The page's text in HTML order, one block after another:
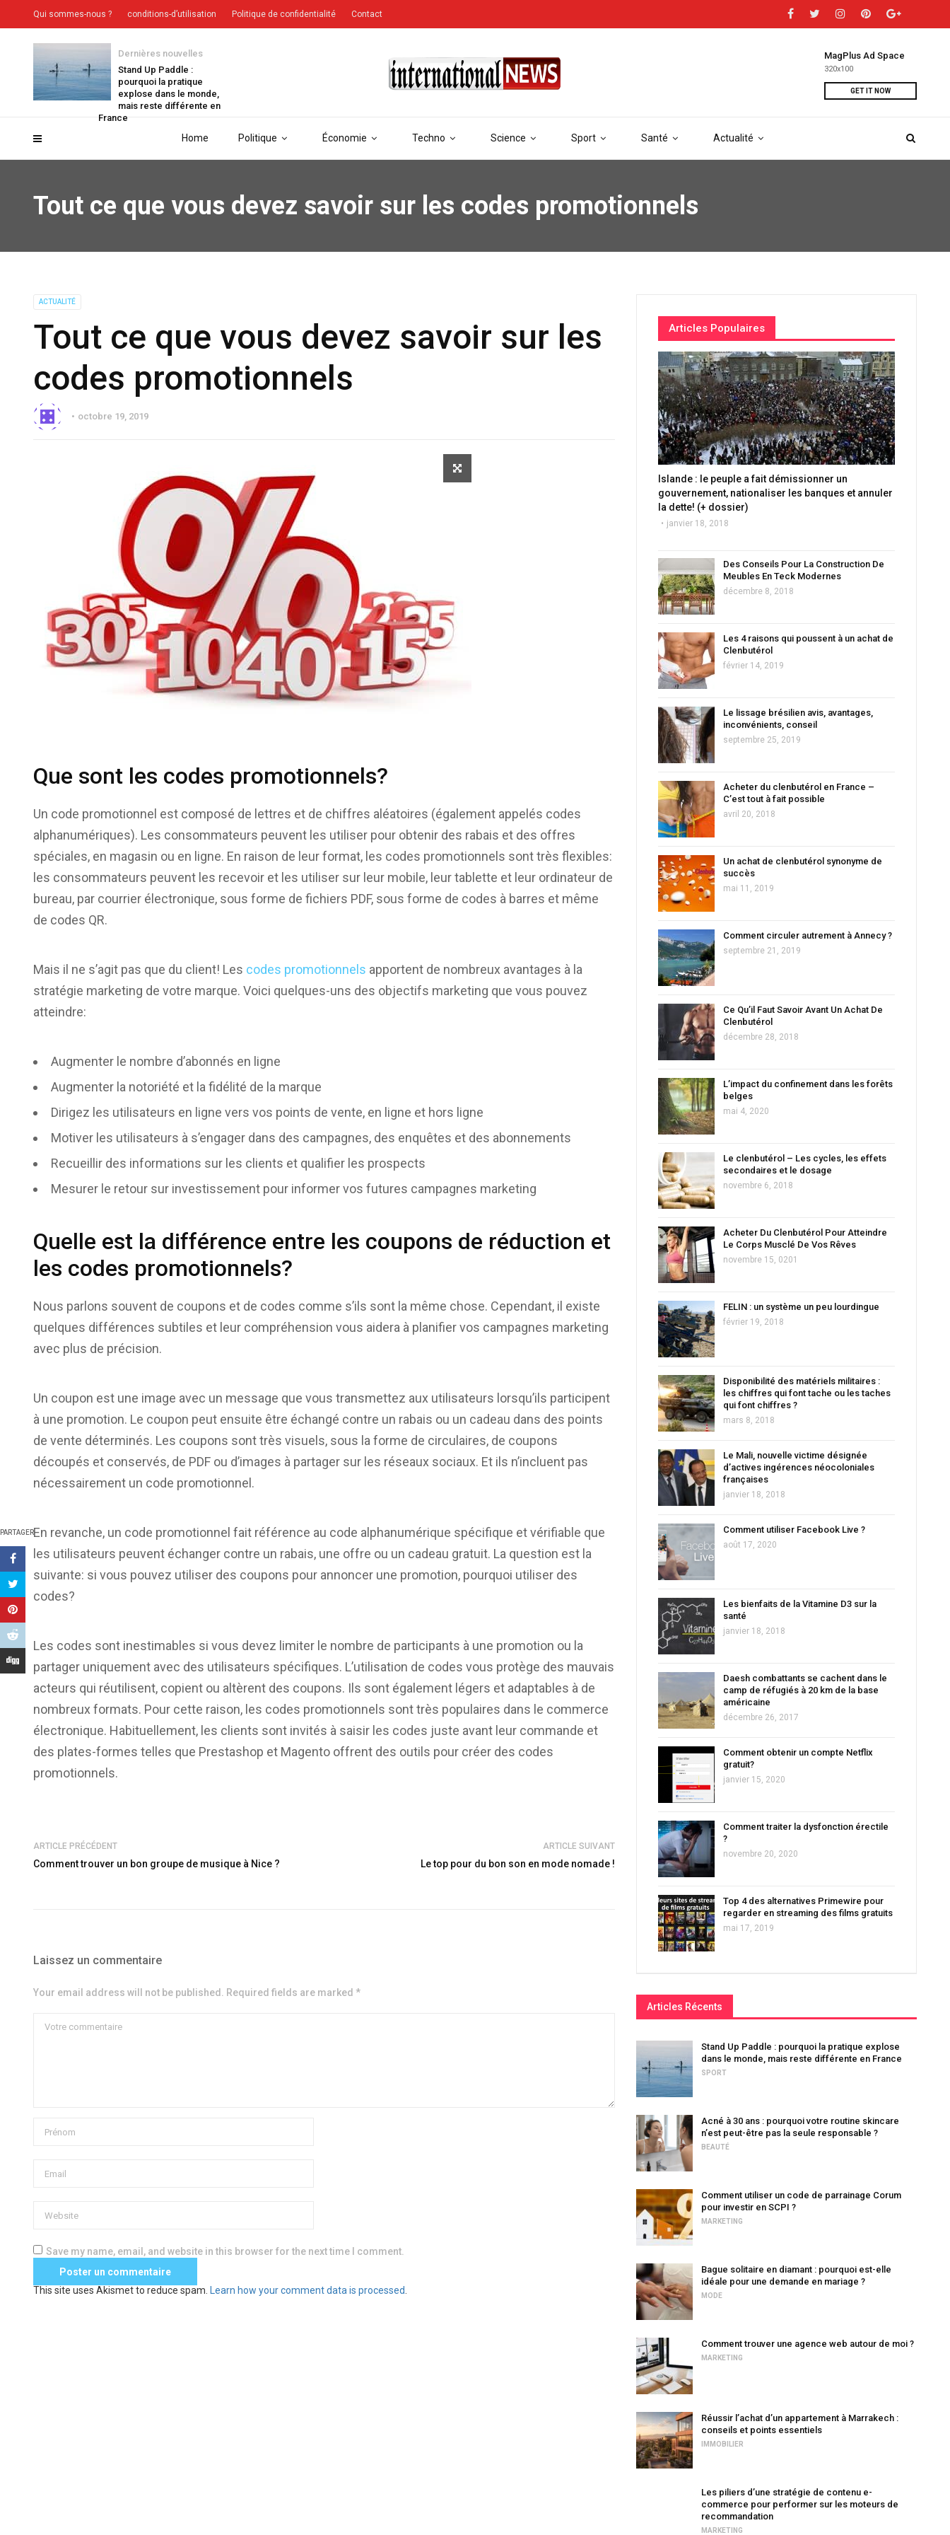
Home Politique Économie Techno Science Sport Santé Actualité
MagPlus Ad Space
320x100
GET IT NOW
Dernières nouvelles
Stand Up Paddle :
pourquoi la pratique
explose dans le monde,
mais reste différente en
France
Qui sommes-nous ? conditions-d’utilisation Politique de confidentialité Contact
Tout ce que vous devez savoir sur les codes promotionnels
ACTUALITÉ
Tout ce que vous devez savoir sur les
codes promotionnels
octobre 19, 2019
PARTAGER
Que sont les codes promotionnels?
Un code promotionnel est composé de lettres et de chiffres aléatoires (également appelés codes
alphanumériques). Les consommateurs peuvent les utiliser pour obtenir des rabais et des offres
spéciales, en magasin ou en ligne. En raison de leur format, les codes promotionnels sont très flexibles:
les consommateurs peuvent les recevoir et les utiliser sur leur mobile, leur tablette et leur ordinateur de
bureau, par courrier électronique, sous forme de fichiers PDF, sous forme de codes à barres et même
de codes QR.
Mais il ne s’agit pas que du client! Les codes promotionnels apportent de nombreux avantages à la
stratégie marketing de votre marque. Voici quelques-uns des objectifs marketing que vous pouvez
atteindre:
Augmenter le nombre d’abonnés en ligne
Augmenter la notoriété et la fidélité de la marque
Dirigez les utilisateurs en ligne vers vos points de vente, en ligne et hors ligne
Motiver les utilisateurs à s’engager dans des campagnes, des enquêtes et des abonnements
Recueillir des informations sur les clients et qualifier les prospects
Mesurer le retour sur investissement pour informer vos futures campagnes marketing
Quelle est la différence entre les coupons de réduction et
les codes promotionnels?
Nous parlons souvent de coupons et de codes comme s’ils sont la même chose. Cependant, il existe
quelques différences subtiles et leur compréhension vous aidera à planifier vos campagnes marketing
avec plus de précision.
Un coupon est une image avec un message que vous transmettez aux utilisateurs lorsqu’ils participent
à une promotion. Le coupon peut ensuite être échangé contre un rabais ou un cadeau dans des points
de vente déterminés. Les coupons sont très visuels, sous la forme de circulaires, de coupons
découpés et conservés, de PDF ou d’images à partager sur les réseaux sociaux. Et ils n’incluent pas
nécessairement un code promotionnel.
En revanche, un code promotionnel fait référence au code alphanumérique spécifique et vérifiable que
les utilisateurs peuvent échanger contre un rabais, une offre ou un cadeau gratuit. La question est la
suivante: si vous pouvez utiliser des coupons pour annoncer une promotion, pourquoi utiliser des
codes?
Les codes sont inestimables si vous devez limiter le nombre de participants à une promotion ou la
partager uniquement avec des utilisateurs spécifiques. L’utilisation de codes vous protège des mauvais
acteurs qui réutilisent, copient ou altèrent des coupons. Ils sont également légers et adaptables à de
nombreux formats. Pour cette raison, les codes promotionnels sont très populaires dans le commerce
électronique. Habituellement, les clients sont invités à saisir les codes juste avant leur commande et
des plates-formes telles que Prestashop et Magento offrent des outils pour créer des codes
promotionnels.
ARTICLE PRÉCÉDENT
Comment trouver un bon groupe de musique à Nice ?
ARTICLE SUIVANT
Le top pour du bon son en mode nomade !
Laissez un commentaire
Your email address will not be published. Required fields are marked *
Save my name, email, and website in this browser for the next time I comment.
This site uses Akismet to reduce spam. Learn how your comment data is processed
Articles Populaires
Islande : le peuple a fait démissionner un
gouvernement, nationaliser les banques et annuler
la dette! (+ dossier)
janvier 18, 2018
Des Conseils Pour La Construction De
Meubles En Teck Modernes
décembre 8, 2018
Les 4 raisons qui poussent à un achat de
Clenbutérol
février 14, 2019
Le lissage brésilien avis, avantages,
inconvénients, conseil
septembre 25, 2019
Acheter du clenbutérol en France –
C’est tout à fait possible
avril 20, 2018
Un achat de clenbutérol synonyme de
succès
mai 11, 2019
Comment circuler autrement à Annecy ?
septembre 21, 2019
Ce Qu’il Faut Savoir Avant Un Achat De
Clenbutérol
décembre 28, 2018
L’impact du confinement dans les forêts
belges
mai 4, 2020
Le clenbutérol – Les cycles, les effets
secondaires et le dosage
novembre 6, 2018
Acheter Du Clenbutérol Pour Atteindre
Le Corps Musclé De Vos Rêves
novembre 15, 0201
FELIN : un système un peu lourdingue
février 19, 2018
Disponibilité des matériels militaires :
les chiffres qui font tache ou les taches
qui font chiffres ?
mars 8, 2018
Le Mali, nouvelle victime désignée
d’actives ingérences néocoloniales
françaises
janvier 18, 2018
Comment utiliser Facebook Live ?
août 17, 2020
Les bienfaits de la Vitamine D3 sur la
santé
janvier 18, 2018
Daesh combattants se cachent dans le
camp de réfugiés à 20 km de la base
américaine
décembre 26, 2017
Comment obtenir un compte Netflix
gratuit?
janvier 15, 2020
Comment traiter la dysfonction érectile
?
novembre 20, 2020
Top 4 des alternatives Primewire pour
regarder en streaming des films gratuits
mai 17, 2019
Articles Récents
Stand Up Paddle : pourquoi la pratique explose
dans le monde, mais reste différente en France
SPORT
Acné à 30 ans : pourquoi votre routine skincare
n’est peut-être pas la seule responsable ?
BEAUTÉ
Comment utiliser un code de parrainage Corum
pour investir en SCPI ?
MARKETING
Bague solitaire en diamant : pourquoi est-elle
idéale pour une demande en mariage ?
MODE
Comment trouver une agence web autour de moi ?
MARKETING
Réussir l’achat d’un appartement à Marrakech :
conseils et points essentiels
IMMOBILIER
Les piliers d’une stratégie de contenu e-
commerce pour performer sur les moteurs de
recommandation
MARKETING